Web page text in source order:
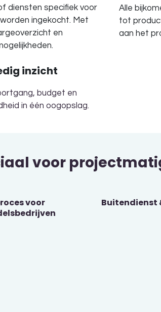
diensten specifiek voor
ingekocht. Met
en
Alle
tot
aan het
inzicht
budget en
in één oogopslag.
voor
voor
Buitendienst